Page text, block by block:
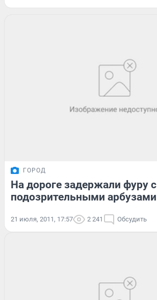
ГОРОД
На дороге задержали фуру с
подозрительными арбузами
21 июля, 2011, 17:57 2 241 Обсудить